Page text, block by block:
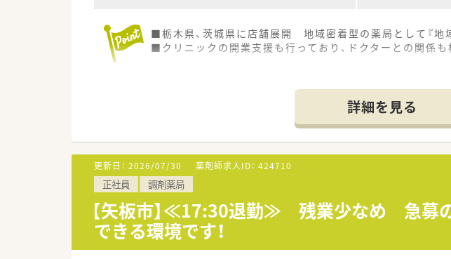
■栃木県、茨城県に店舗展開 地域密着型の薬局として『地
■クリニックの開業支援も行っており、ドクターとの関係
詳細を見る
更新日： 2026/07/30 薬剤師求人ID： 424710
正社員 調剤薬局
【矢板市】≪17:30退勤≫ 残業少なめ 急
できる環境です！